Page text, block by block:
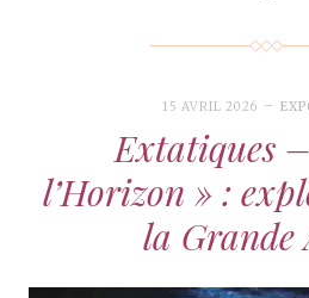
15 AVRIL 2026
Extatiques
l’Horizon » :
la Grande